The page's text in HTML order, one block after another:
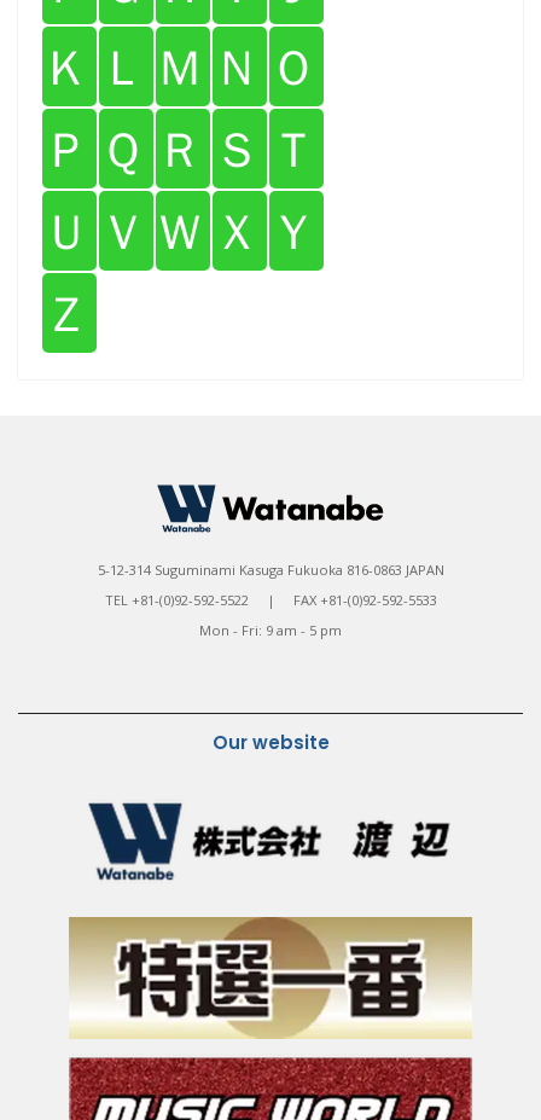
Ｋ Ｌ Ｍ Ｎ Ｏ
Ｐ Ｑ Ｒ Ｓ Ｔ
Ｕ Ｖ Ｗ Ｘ Ｙ
Ｚ
5-12-314 Suguminami Kasuga Fukuoka 816-0863 JAPAN
TEL +81-(0)92-592-5522 | FAX +81-(0)92-592-5533
Mon - Fri: 9 am - 5 pm
Our website